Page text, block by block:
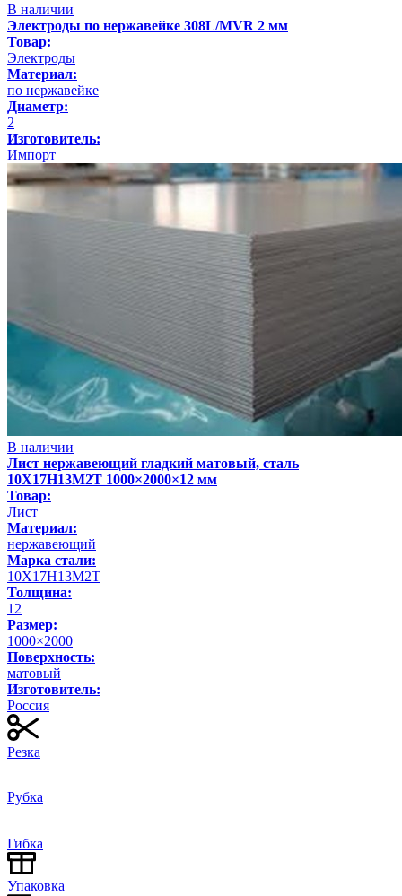
В наличии
Электроды по нержавейке 308L/MVR 2 мм
Товар:
Электроды
Материал:
по нержавейке
Диаметр:
2
Изготовитель:
Импорт
В наличии
Лист нержавеющий гладкий матовый, сталь
10Х17Н13М2Т 1000×2000×12 мм
Товар:
Лист
Материал:
нержавеющий
Марка стали:
10Х17Н13М2Т
Толщина:
12
Размер:
1000×2000
Поверхность:
матовый
Изготовитель:
Россия
Резка
Рубка
Гибка
Упаковка